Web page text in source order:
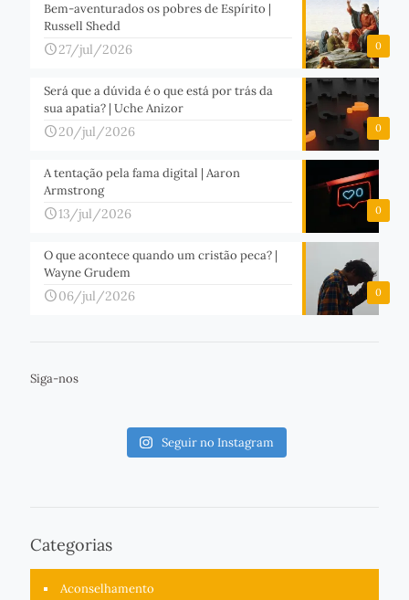
0
Bem-aventurados os pobres de Espírito |
Russell Shedd
27/jul/2026
0
Será que a dúvida é o que está por trás da
sua apatia? | Uche Anizor
20/jul/2026
0
A tentação pela fama digital | Aaron
Armstrong
13/jul/2026
0
O que acontece quando um cristão peca? |
Wayne Grudem
06/jul/2026
Siga-nos
Seguir no Instagram
Categorias
Aconselhamento